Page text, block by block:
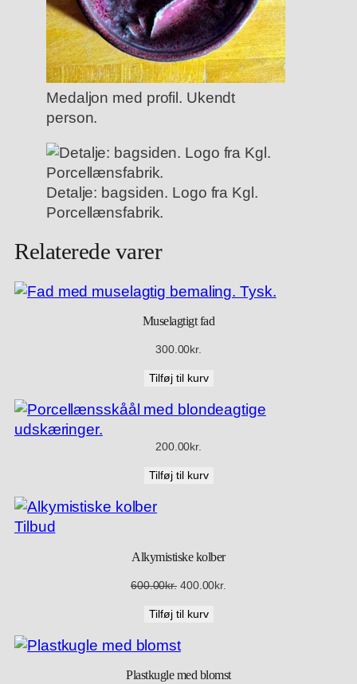
Medaljon med profil. Ukendt
person.
Detalje: bagsiden. Logo fra Kgl.
Porcellænsfabrik.
Relaterede varer
Muselagtigt fad
300.00kr.
Tilføj til kurv
200.00kr.
Tilføj til kurv
TilbudVare
Alkymistiske kolber
600.00kr. Den
pris
600.00kr..
400.00kr.
Tilføj til kurv
Plastkugle med blomst